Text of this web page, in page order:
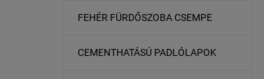
FEHÉR FÜRDŐSZOBA CSEMPE
CEMENTHATÁSÚ PADLÓLAPOK